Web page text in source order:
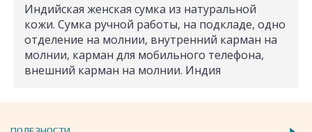
Индийская женская сумка из натуральной
кожи. Сумка ручной работы, на подкладе, одно
отделение на молнии, внутренний карман на
молнии, карман для мобильного телефона,
внешний карман на молнии. Индия